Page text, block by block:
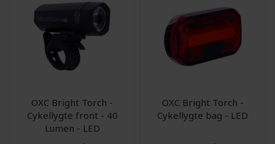
OXC Bright Torch -
Cykellygte front - 40
Lumen - LED
OXC Bright Torch -
Cykellygte bag - LED